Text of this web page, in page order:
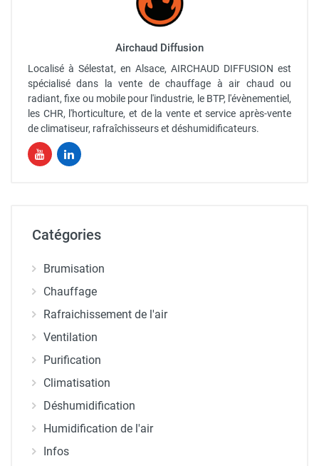
Airchaud Diffusion
Localisé à Sélestat, en Alsace, AIRCHAUD DIFFUSION est
spécialisé dans la vente de chauffage à air chaud ou
radiant, fixe ou mobile pour l'industrie, le BTP, l'évènementiel,
les CHR, l'horticulture, et de la vente et service après-vente
de climatiseur, rafraîchisseurs et déshumidificateurs.
Catégories
Brumisation
Chauffage
Rafraichissement de l'air
Ventilation
Purification
Climatisation
Déshumidification
Humidification de l'air
Infos